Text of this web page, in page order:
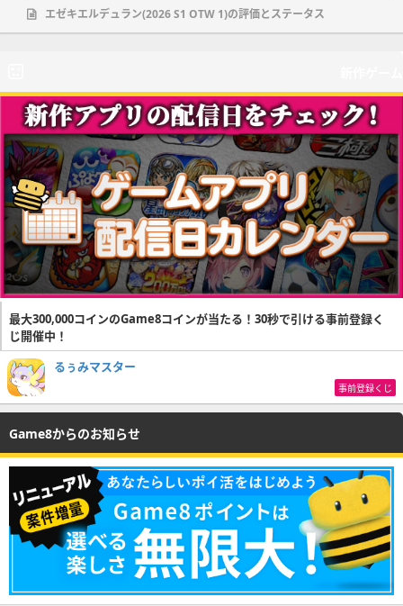
エゼキエルデュラン(2026 S1 OTW 1)の評価とステータス
最大300,000コインのGame8コインが当たる！30秒で引ける事前登録く
じ開催中！
るぅみマスター
事前登録くじ
Game8からのお知らせ